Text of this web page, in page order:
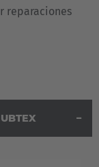
reparaciones